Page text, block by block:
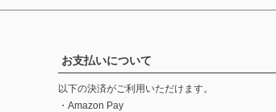
お支払いについて
以下の決済がご利用いただけます。
・Amazon Pay